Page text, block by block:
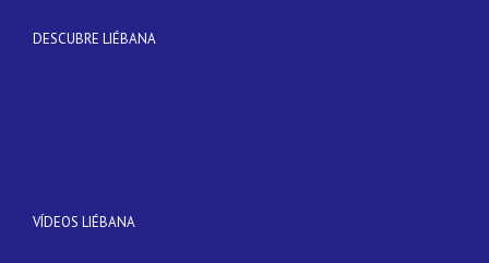
DESCUBRE LIÉBANA
VÍDEOS LIÉBANA